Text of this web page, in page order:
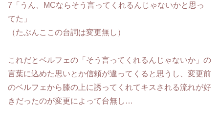
7「うん、MCならそう言ってくれるんじゃないかと思っ
てた」
（たぶんここの台詞は変更無し）
これだとベルフェの「そう言ってくれるんじゃないか」の
言葉に込めた思いとか信頼が違ってくると思うし、変更前
のベルフェから膝の上に誘ってくれてキスされる流れが好
きだったのが変更によって台無し…